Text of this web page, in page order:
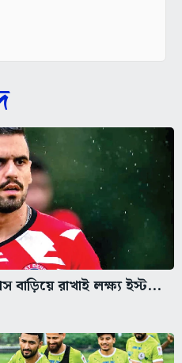
বাড়িয়ে রাখাই লক্ষ্য ইস্ট...